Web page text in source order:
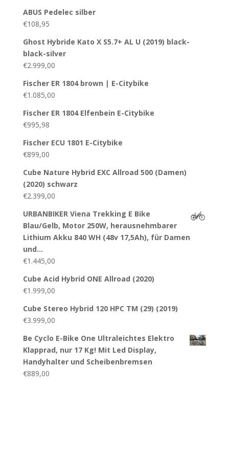
ABUS Pedelec silber
€108,95
Ghost Hybride Kato X S5.7+ AL U (2019) black-
black-silver
€2.999,00
Fischer ER 1804 brown | E-Citybike
€1.085,00
Fischer ER 1804 Elfenbein E-Citybike
€995,98
Fischer ECU 1801 E-Citybike
€899,00
Cube Nature Hybrid EXC Allroad 500 (Damen)
(2020) schwarz
€2.399,00
URBANBIKER Viena Trekking E Bike
Blau/Gelb, Motor 250W, herausnehmbarer
Lithium Akku 840 WH (48v 17,5Ah), für Damen
und…
€1.445,00
Cube Acid Hybrid ONE Allroad (2020)
€1.999,00
Cube Stereo Hybrid 120 HPC TM (29) (2019)
€3.999,00
Be Cyclo E-Bike One Ultraleichtes Elektro
Klapprad, nur 17 Kg! Mit Led Display,
Handyhalter und Scheibenbremsen
€889,00